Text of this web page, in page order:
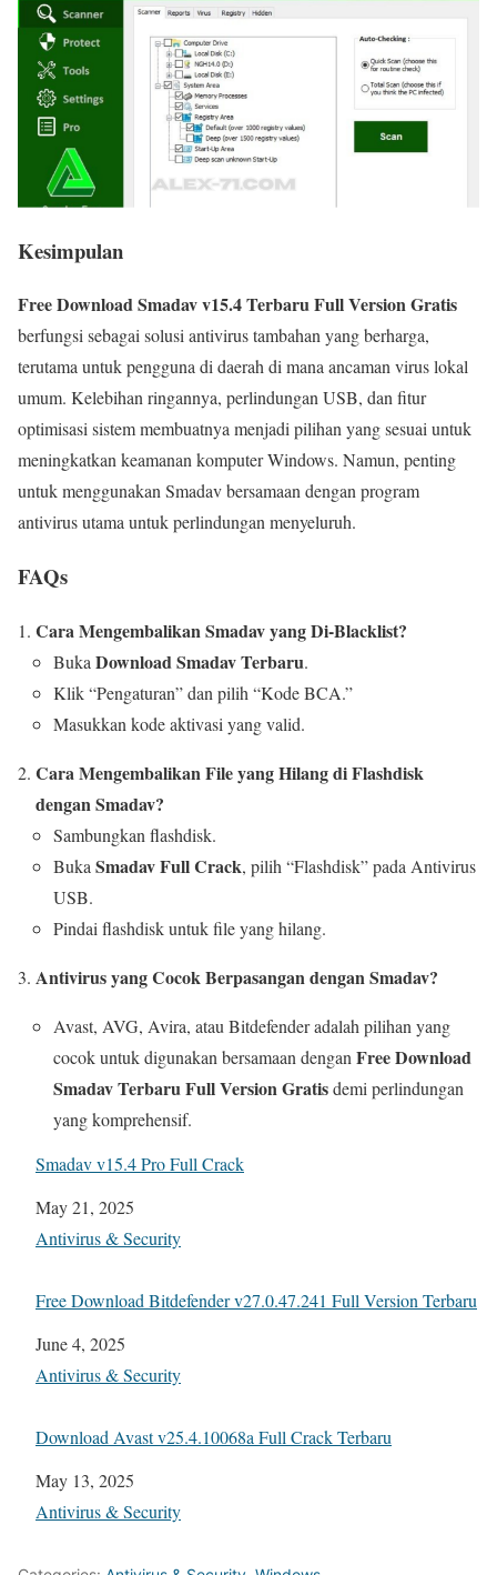
Kesimpulan
Free Download Smadav v15.4 Terbaru Full Version Gratis
berfungsi sebagai solusi antivirus tambahan yang berharga,
terutama untuk pengguna di daerah di mana ancaman virus lokal
umum. Kelebihan ringannya, perlindungan USB, dan fitur
optimisasi sistem membuatnya menjadi pilihan yang sesuai untuk
meningkatkan keamanan komputer Windows. Namun, penting
untuk menggunakan Smadav bersamaan dengan program
antivirus utama untuk perlindungan menyeluruh.
FAQs
Cara Mengembalikan Smadav yang Di-Blacklist?
Buka Download Smadav Terbaru.
Klik “Pengaturan” dan pilih “Kode BCA.”
Masukkan kode aktivasi yang valid.
Cara Mengembalikan File yang Hilang di Flashdisk
dengan Smadav?
Sambungkan flashdisk.
Buka Smadav Full Crack, pilih “Flashdisk” pada Antivirus
USB.
Pindai flashdisk untuk file yang hilang.
Antivirus yang Cocok Berpasangan dengan Smadav?
Avast, AVG, Avira, atau Bitdefender adalah pilihan yang
cocok untuk digunakan bersamaan dengan Free Download
Smadav Terbaru Full Version Gratisdemi perlindungan
yang komprehensif.
Smadav v15.4 Pro Full Crack
Date
May 21, 2025
In relation to
Antivirus & Security
Free Download Bitdefender v27.0.47.241 Full Version Terbaru
Date
June 4, 2025
In relation to
Antivirus & Security
Download Avast v25.4.10068a Full Crack Terbaru
Date
May 13, 2025
In relation to
Antivirus & Security